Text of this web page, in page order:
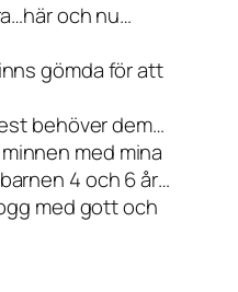
och nu…
gömda för att
behöver dem…
med mina
4 och 6 år…
med gott och